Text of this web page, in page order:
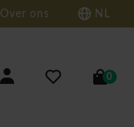
Over ons NL
0